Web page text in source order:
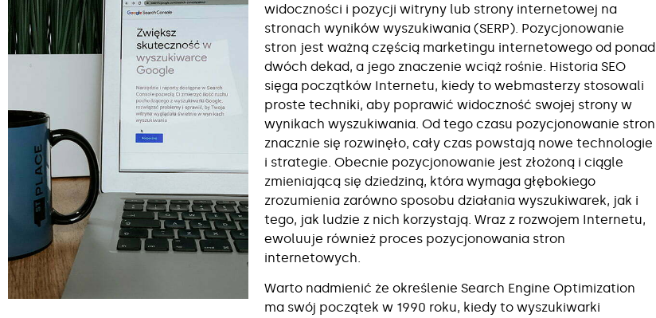
widoczności i pozycji witryny lub strony internetowej na
stronach wyników wyszukiwania (SERP). Pozycjonowanie
stron jest ważną częścią marketingu internetowego od ponad
dwóch dekad, a jego znaczenie wciąż rośnie. Historia SEO
sięga początków Internetu, kiedy to webmasterzy stosowali
proste techniki, aby poprawić widoczność swojej strony w
wynikach wyszukiwania. Od tego czasu pozycjonowanie stron
znacznie się rozwinęło, cały czas powstają nowe technologie
i strategie. Obecnie pozycjonowanie jest złożoną i ciągle
zmieniającą się dziedziną, która wymaga głębokiego
zrozumienia zarówno sposobu działania wyszukiwarek, jak i
tego, jak ludzie z nich korzystają. Wraz z rozwojem Internetu,
ewoluuje również proces pozycjonowania stron
internetowych.
Warto nadmienić że określenie Search Engine Optimization
ma swój początek w 1990 roku, kiedy to wyszukiwarki